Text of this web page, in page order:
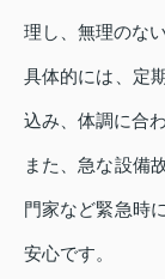
理し、無理のな
具体的には、定
込み、体調に合
また、急な設備
門家など緊急時
安心です。